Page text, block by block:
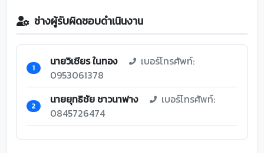
ช่างผู้รับผิดชอบดำเนินงาน
1 นายวิเชียร ในทอง
เบอร์โทรศัพท์:
0953061378
2 นายยุทธิชัย ชาวนาฟาง
เบอร์โทรศัพท์:
0845726474